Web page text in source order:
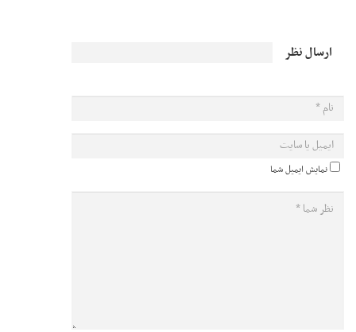
ارسال نظر
نمایش ایمیل شما